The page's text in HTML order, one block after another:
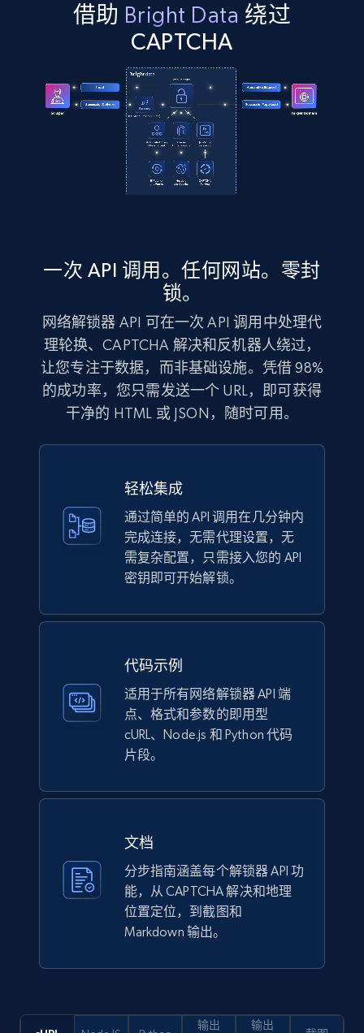
借助 Bright Data 绕过
CAPTCHA
一次 API 调用。任何网站。零封
锁。
网络解锁器 API 可在一次 API 调用中处理代
理轮换、CAPTCHA 解决和反机器人绕过，
让您专注于数据，而非基础设施。凭借 98%
的成功率，您只需发送一个 URL，即可获得
干净的 HTML 或 JSON，随时可用。
轻松集成
通过简单的 API 调用在几分钟内
完成连接，无需代理设置，无
需复杂配置，只需接入您的 API
密钥即可开始解锁。
代码示例
适用于所有网络解锁器 API 端
点、格式和参数的即用型
cURL、Node.js 和 Python 代码
片段。
文档
分步指南涵盖每个解锁器 API 功
能，从 CAPTCHA 解决和地理
位置定位，到截图和
Markdown 输出。
输出 输出